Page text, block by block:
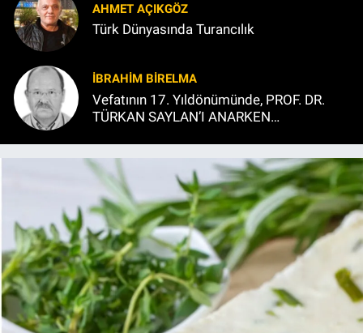
AHMET AÇIKGÖZ
Türk Dünyasında Turancılık
İBRAHIM BİRELMA
Vefatının 17. Yıldönümünde, PROF. DR.
TÜRKAN SAYLAN’I ANARKEN…